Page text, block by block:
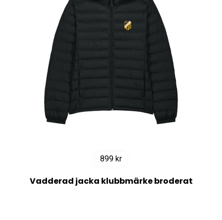
899 kr
Vadderad jacka klubbmärke broderat